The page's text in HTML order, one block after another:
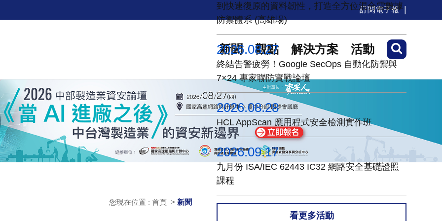
訂閱電子報
新聞 觀點 解決方案 活動
您現在位置 : 首頁 > 新聞
到快速復原的資料韌性，打造全方位混合雲數據
防禦體系 (高雄場)
2026.08.27
終結告警疲勞！Google SecOps 自動化防禦與
7×24 專家聯防實戰論壇
2026.08.28
HCL AppScan 應用程式安全檢測實作班
2026.09.17
九月份 ISA/IEC 62443 IC32 網路安全基礎證照
課程
看更多活動